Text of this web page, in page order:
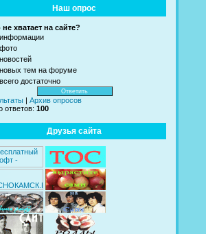
Наш опрос
не хватает на сайте?
информации
фото
новостей
новых тем на форуме
всего достаточно
Архив опросов
ответов: 100
Друзья сайта